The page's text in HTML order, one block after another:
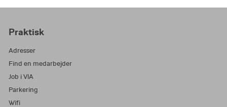
Praktisk
Adresser
Find en medarbejder
Job i VIA
Parkering
Wifi